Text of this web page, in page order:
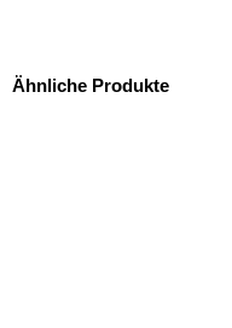
Ähnliche Produkte